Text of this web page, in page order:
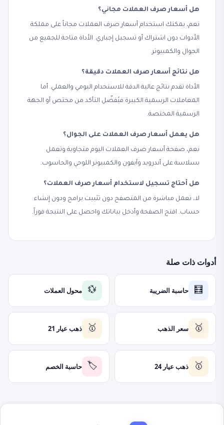
هل أسعار صرف العملات مجاني؟
نعم، يمكنك استخدام أسعار صرف العملات مجاناً على مملكة
الأدوات دون اشتراك أو تسجيل إجباري. الأداة متاحة للجميع من
الجوال والكمبيوتر.
هل نتائج أسعار صرف العملات دقيقة؟
الأداة تقدم نتائج عالية الدقة للاستخدام اليومي والعملي. أما
المعاملات الرسمية الكبيرة فيُفضّل التأكد من مختص أو الجهة
الرسمية المختصة.
هل يعمل أسعار صرف العملات على الجوال؟
نعم، صفحة أسعار صرف العملات اليوم متجاوبة وتعمل
بسلاسة على أندرويد وآيفون والكمبيوتر اللوحي والحاسوب.
هل أحتاج تسجيل لاستخدام أسعار صرف العملات؟
لا، تعمل مباشرة من المتصفح دون تثبيت برامج ودون إنشاء
حساب. افتح الصفحة وأدخل بياناتك واحصل على النتيجة فوراً.
أدوات ذات صلة
🧮 حاسبة الضريبة 💱 محول العملات
🥇 سعر الذهب 🥇 ذهب عيار 21
🥇 ذهب عيار 24 🏷️ حاسبة الخصم